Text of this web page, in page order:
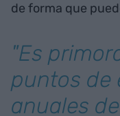
de forma que
"Es
puntos de
anuales